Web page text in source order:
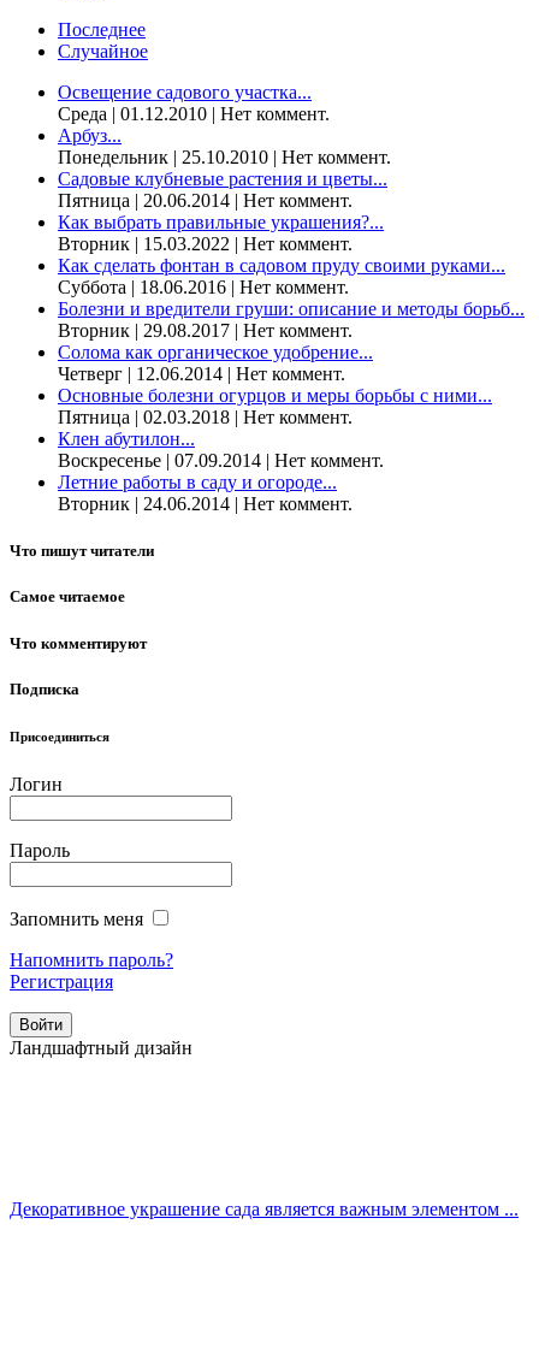
Последнее
Случайное
Освещение садового участка...
Среда | 01.12.2010 | Нет коммент.
Арбуз...
Понедельник | 25.10.2010 | Нет коммент.
Садовые клубневые растения и цветы...
Пятница | 20.06.2014 | Нет коммент.
Как выбрать правильные украшения?...
Вторник | 15.03.2022 | Нет коммент.
Как сделать фонтан в садовом пруду своими руками...
Суббота | 18.06.2016 | Нет коммент.
Болезни и вредители груши: описание и методы борьб...
Вторник | 29.08.2017 | Нет коммент.
Солома как органическое удобрение...
Четверг | 12.06.2014 | Нет коммент.
Основные болезни огурцов и меры борьбы с ними...
Пятница | 02.03.2018 | Нет коммент.
Клен абутилон...
Воскресенье | 07.09.2014 | Нет коммент.
Летние работы в саду и огороде...
Вторник | 24.06.2014 | Нет коммент.
Что пишут читатели
Самое читаемое
Что комментируют
Подписка
Присоединиться
Логин
Пароль
Запомнить меня
Напомнить пароль?
Регистрация
Ландшафтный дизайн
Декоративное украшение сада является важным элементом ...